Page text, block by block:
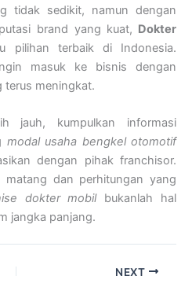
tidak sedikit, namun dengan
brand yang kuat, Dokter
pilihan terbaik di Indonesia.
masuk ke bisnis dengan
terus meningkat.
jauh, kumpulkan informasi
modal usaha bengkel otomotif
dengan pihak franchisor.
matang dan perhitungan yang
dokter mobilbukanlah hal
jangka panjang.
NEXT